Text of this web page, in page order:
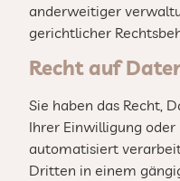
anderweitiger
gerichtlicher
Recht auf
Sie haben das Recht,
Ihrer Einwilligung oder
automatisiert
Dritten in einem